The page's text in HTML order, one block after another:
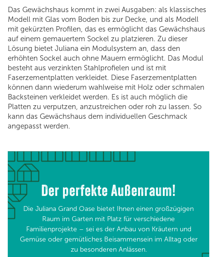
Das Gewächshaus kommt in zwei Ausgaben: als klassisches
Modell mit Glas vom Boden bis zur Decke, und als Modell
mit gekürzten Profilen, das es ermöglicht das Gewächshaus
auf einem gemauertem Sockel zu platzieren. Zu dieser
Lösung bietet Juliana ein Modulsystem an, dass den
erhöhten Sockel auch ohne Mauern ermöglicht. Das Modul
besteht aus verzinkten Stahlprofielen und ist mit
Faserzementplatten verkleidet. Diese Faserzementplatten
können dann wiederum wahlweise mit Holz oder schmalen
Backsteinen verkleidet werden. Es ist auch möglich die
Platten zu verputzen, anzustreichen oder roh zu lassen. So
kann das Gewächshaus dem individuellen Geschmack
angepasst werden.
Der perfekte Außenraum!
Die Juliana Grand Oase bietet Ihnen einen großzügigen
Raum im Garten mit Platz für verschiedene
Familienprojekte – sei es der Anbau von Kräutern und
Gemüse oder gemütliches Beisammensein im Alltag oder
zu besonderen Anlässen.